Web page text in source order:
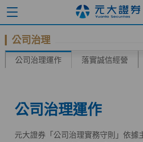
公司治理
公司治理運作 落實誠信經營
公司治理運作
元大證券「公司治理實務守則」依據